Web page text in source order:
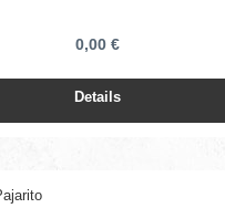
0,00 €
Details